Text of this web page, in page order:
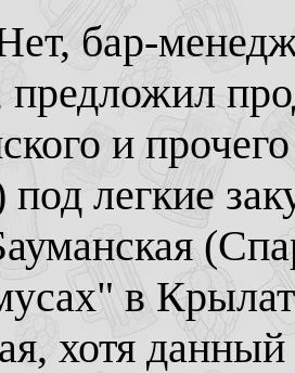
бар-
и
под легкие
в
хотя